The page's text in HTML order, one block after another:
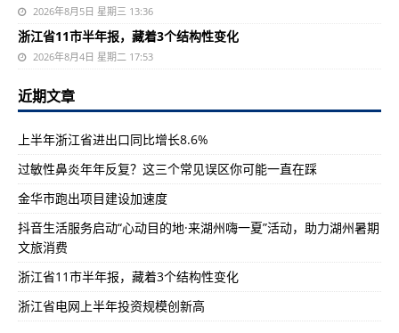
2026年8月5日 星期三 13:36
浙江省11市半年报，藏着3个结构性变化
2026年8月4日 星期二 17:53
近期文章
上半年浙江省进出口同比增长8.6%
过敏性鼻炎年年反复？这三个常见误区你可能一直在踩
金华市跑出项目建设加速度
抖音生活服务启动“心动目的地·来湖州嗨一夏”活动，助力湖州暑期
文旅消费
浙江省11市半年报，藏着3个结构性变化
浙江省电网上半年投资规模创新高